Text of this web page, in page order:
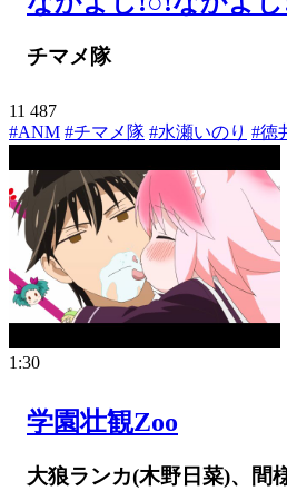
チマメ隊
11 487
#ANM #チマメ隊 #水瀬いのり #徳
1:30
学園壮観Zoo
大狼ランカ(木野日菜)、間